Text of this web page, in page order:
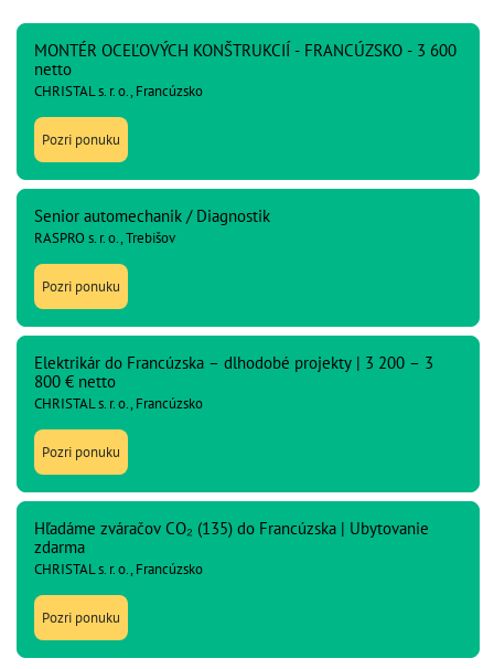
MONTÉR OCEĽOVÝCH KONŠTRUKCIÍ - FRANCÚZSKO - 3 600
netto
CHRISTAL s. r. o., Francúzsko
Pozri ponuku
Senior automechanik / Diagnostik
RASPRO s. r. o., Trebišov
Pozri ponuku
Elektrikár do Francúzska – dlhodobé projekty | 3 200 – 3
800 € netto
CHRISTAL s. r. o., Francúzsko
Pozri ponuku
Hľadáme zváračov CO₂ (135) do Francúzska | Ubytovanie
zdarma
CHRISTAL s. r. o., Francúzsko
Pozri ponuku